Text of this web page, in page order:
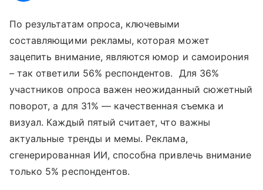
По результатам опроса, ключевыми
составляющими рекламы, которая может
зацепить внимание, являются юмор и самоирония
– так ответили 56% респондентов. Для 36%
участников опроса важен неожиданный сюжетный
поворот, а для 31% — качественная съемка и
визуал. Каждый пятый считает, что важны
актуальные тренды и мемы. Реклама,
сгенерированная ИИ, способна привлечь внимание
только 5% респондентов.